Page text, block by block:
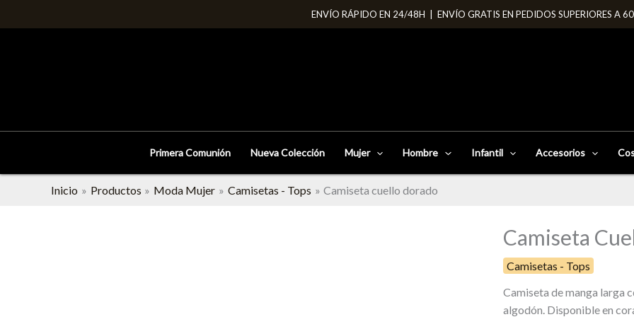
al
ENVÍO RÁPIDO EN 24/48H | ENVÍO GRATIS EN PEDIDOS SUPERIORES A
Primera Comunión Nueva Colección Mujer Hombre Infantil Accesorios
Inicio Productos Moda Mujer Camisetas - Tops Camiseta cuello dorado
Camiseta
Camisetas - Tops
Camiseta de manga larga
algodón. Disponible en
Camiseta
dorado
cantidad